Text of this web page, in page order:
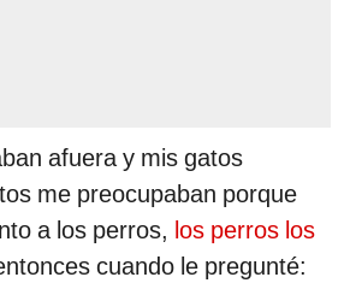
afuera y mis gatos
me preocupaban porque
a los perros, los perros los
cuando le pregunté: